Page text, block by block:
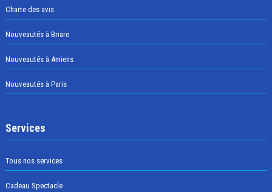
Charte des avis
Nouveautés à Briare
Nouveautés à Amiens
Nouveautés à Paris
Services
Tous nos services
Cadeau Spectacle